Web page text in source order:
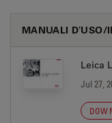
MANUALI D'USO/
Leica
Jul 27,